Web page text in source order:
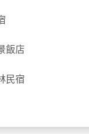
飯店
民宿